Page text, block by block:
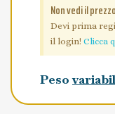
Non vedi il
Devi prima
il login! Clicca
Peso